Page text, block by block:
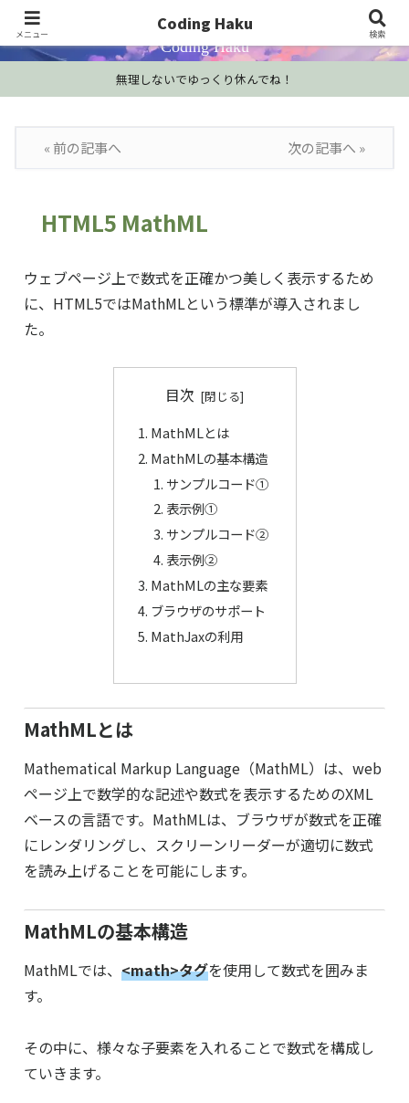
プログラミング学習・開発Tips・技術情報
Coding Haku
無理しないでゆっくり休んでね！
« 前の記事へ 次の記事へ »
HTML5 MathML
ウェブページ上で数式を正確かつ美しく表示するため
に、HTML5ではMathMLという標準が導入されまし
た。
目次
MathMLとは
MathMLの基本構造
サンプルコード①
表示例①
サンプルコード②
表示例②
MathMLの主な要素
ブラウザのサポート
MathJaxの利用
MathMLとは
Mathematical Markup Language（MathML）は、web
ページ上で数学的な記述や数式を表示するためのXML
ベースの言語です。MathMLは、ブラウザが数式を正確
にレンダリングし、スクリーンリーダーが適切に数式
を読み上げることを可能にします。
MathMLの基本構造
MathMLでは、 <math>タグを使用して数式を囲みま
す。
その中に、様々な子要素を入れることで数式を構成し
ていきます。
メニュー
Coding Haku
検索